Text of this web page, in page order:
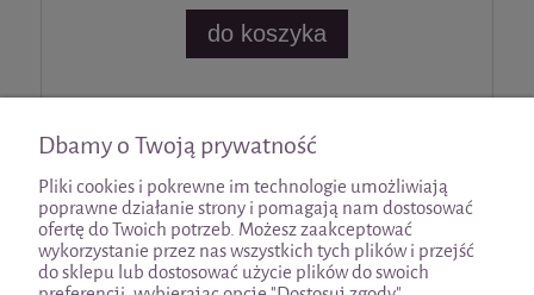
do koszyka
« 1 2 3 4
Pomoc
Dbamy o Twoją prywatność
Pliki cookies i pokrewne im technologie umożliwiają
poprawne działanie strony i pomagają nam dostosować
ofertę do Twoich potrzeb. Możesz zaakceptować
wykorzystanie przez nas wszystkich tych plików i przejść
do sklepu lub dostosować użycie plików do swoich